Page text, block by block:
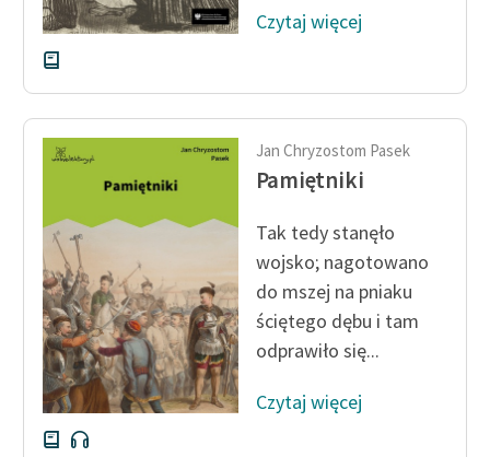
uczniów z
niepełnosprawnościami
Feministyczne inspiracje.
skandynawskiej literatury
feministycznej
Kolekcje edukacyjne
twórców przechodzących
do domeny publicznej,
lektur szkolnych oraz
Starego Testamentu
Odkurzamy bohaterów
Szkoła Poezji Wolnych
Czytaj więcej
Jan Chryzostom Pasek
Pamiętniki
Tak tedy stanęło
wojsko; nagotowano
do mszej na pniaku
ściętego dębu i tam
odprawiło się...
Czytaj więcej